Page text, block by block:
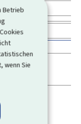
Betrieb
wenn Sie